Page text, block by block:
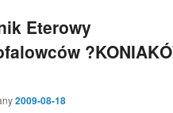
Eterowy
2009-08-18